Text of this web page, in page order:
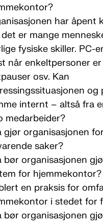
har åpent
er mange
fysiske skiller. PC-
når enkeltpersoner
osv. Kan
og
internt – altså fra
medarbeider?
gjør organisasjonen
saker?
bør organisasjonen
for hjemmekontor?
en praksis for
i stedet for
bør organisasjonen